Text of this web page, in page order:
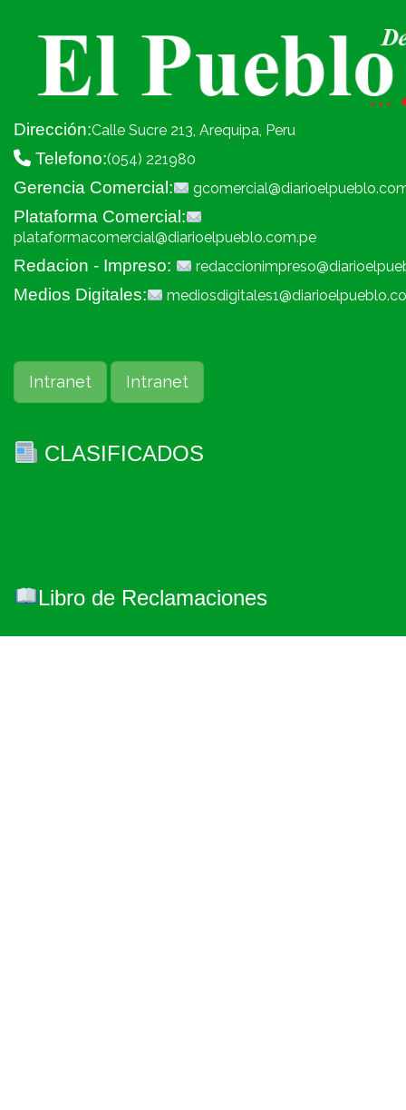
Dirección:Calle Sucre 213, Arequipa, Peru
Telefono:(054) 221980
Gerencia Comercial:
Plataforma Comercial:
plataformacomercial@diarioelpueblo.com.pe
Redacion - Impreso:
Medios Digitales:
Intranet Intranet
CLASIFICADOS
Libro de Reclamaciones